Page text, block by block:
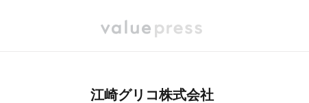
江崎グリコ株式会社